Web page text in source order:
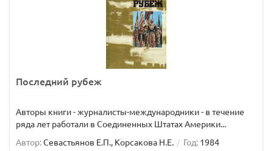
Последний рубеж
Авторы книги - журналисты-международники - в течение
ряда лет работали в Соединенных Штатах Америки...
Автор:Севастьянов Е.П., Корсакова Н.Е. Год: 1984